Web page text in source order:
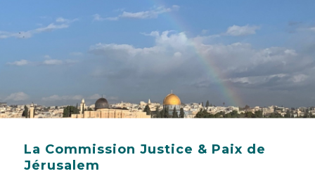
La Commission Justice & Paix de
Jérusalem